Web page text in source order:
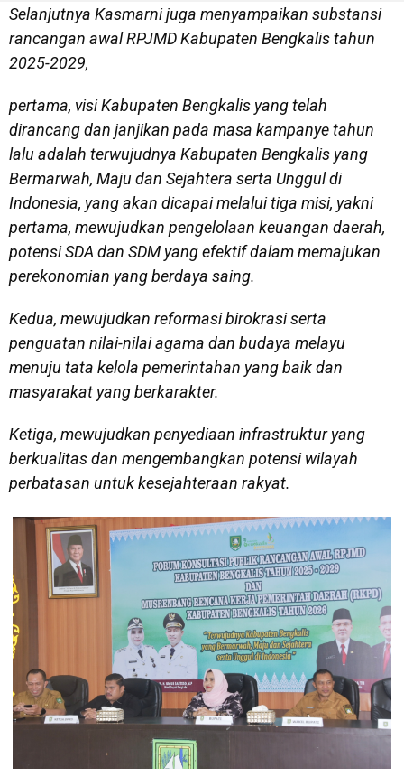
Selanjutnya Kasmarni juga menyampaikan substansi
rancangan awal RPJMD Kabupaten Bengkalis tahun
2025-2029,
pertama, visi Kabupaten Bengkalis yang telah
dirancang dan janjikan pada masa kampanye tahun
lalu adalah terwujudnya Kabupaten Bengkalis yang
Bermarwah, Maju dan Sejahtera serta Unggul di
Indonesia, yang akan dicapai melalui tiga misi, yakni
pertama, mewujudkan pengelolaan keuangan daerah,
potensi SDA dan SDM yang efektif dalam memajukan
perekonomian yang berdaya saing.
Kedua, mewujudkan reformasi birokrasi serta
penguatan nilai-nilai agama dan budaya melayu
menuju tata kelola pemerintahan yang baik dan
masyarakat yang berkarakter.
Ketiga, mewujudkan penyediaan infrastruktur yang
berkualitas dan mengembangkan potensi wilayah
perbatasan untuk kesejahteraan rakyat.